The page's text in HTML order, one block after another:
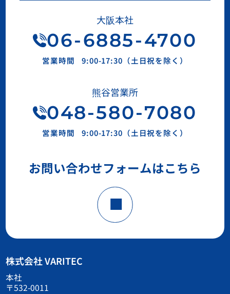
大阪本社
06-6885-4700
営業時間 9:00-17:30（土日祝を除く）
熊谷営業所
048-580-7080
営業時間 9:00-17:30（土日祝を除く）
お問い合わせフォームはこちら
株式会社 VARITEC
本社
〒532-0011